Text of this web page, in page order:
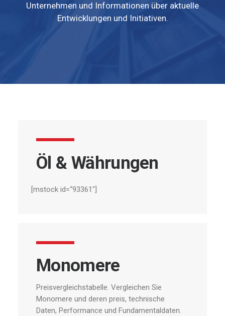
Unternehmen und Informationen über aktuelle
Entwicklungen und Initiativen.
Öl & Währungen
[mstock id=“93361″]
Monomere
Preisvergleichstabelle. Vergleichen Sie
Monomere und deren preis, technische
Daten, Performance und Fundamentaldaten.